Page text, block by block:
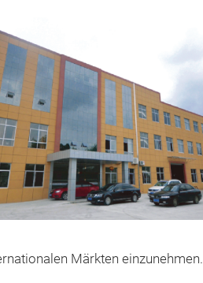
Märkten einzunehmen.